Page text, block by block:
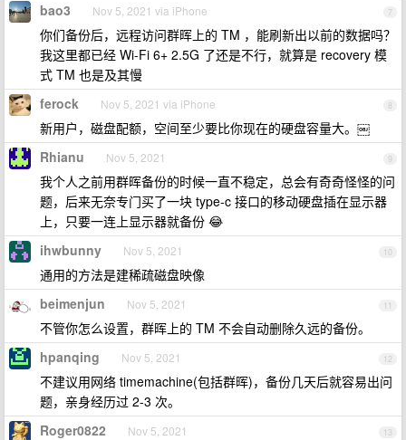
7
bao3 Nov 5, 2021 via iPhone
你们备份后，远程访问群晖上的 TM ，能刷新出以前的数据吗？
我这里都已经 Wi-Fi 6+ 2.5G 了还是不行，就算是 recovery 模
式 TM 也是及其慢
8
ferock Nov 5, 2021 via iPhone
新用户，磁盘配额，空间至少要比你现在的硬盘容量大。￼
9
Rhianu Nov 5, 2021
我个人之前用群晖备份的时候一直不稳定，总会有奇奇怪怪的问
题，后来无奈专门买了一块 type-c 接口的移动硬盘插在显示器
上，只要一连上显示器就备份 😂
10
ihwbunny Nov 5, 2021
通用的方法是建稀疏磁盘映像
11
beimenjun Nov 5, 2021
不管你怎么设置，群晖上的 TM 不会自动删除久远的备份。
12
hpanqing Nov 5, 2021
不建议用网络 timemachine(包括群晖)，备份几天后就容易出问
题，亲身经历过 2-3 次。
13
Roger0822 Nov 5, 2021